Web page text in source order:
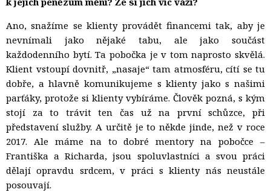
Ano, snažíme se klienty provádět financemi tak, aby je
nevnímali jako nějaké tabu, ale jako součást
každodenního bytí. Ta pobočka je v tom naprosto skvělá.
Klient vstoupí dovnitř, „nasaje“ tam atmosféru, cítí se tu
dobře, a hlavně komunikujeme s klienty jako s našimi
parťáky, protože si klienty vybíráme. Člověk pozná, s kým
stojí za to trávit ten čas už na první schůzce, při
představení služby. A určitě je to někde jinde, než v roce
2017. Ale máme na to dobré mentory na pobočce –
Františka a Richarda, jsou spoluvlastníci a svou práci
dělají opravdu srdcem, v práci s klienty nás neustále
posouvají.